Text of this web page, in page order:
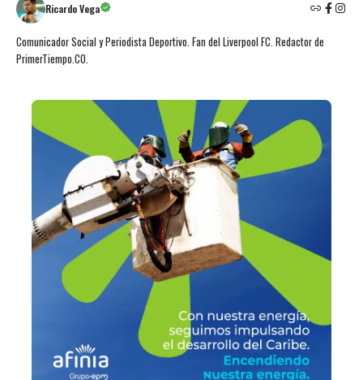
Ricardo Vega
Comunicador Social y Periodista Deportivo. Fan del Liverpool FC. Redactor de
PrimerTiempo.CO.